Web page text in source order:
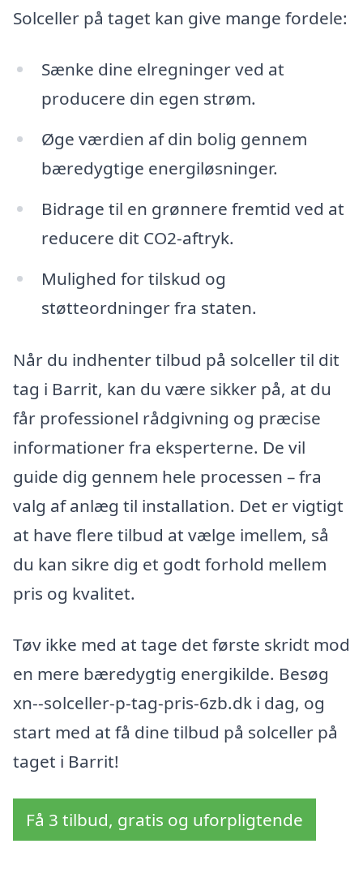
Solceller på taget kan give mange fordele:
Sænke dine elregninger ved at
producere din egen strøm.
Øge værdien af din bolig gennem
bæredygtige energiløsninger.
Bidrage til en grønnere fremtid ved at
reducere dit CO2-aftryk.
Mulighed for tilskud og
støtteordninger fra staten.
Når du indhenter tilbud på solceller til dit
tag i Barrit, kan du være sikker på, at du
får professionel rådgivning og præcise
informationer fra eksperterne. De vil
guide dig gennem hele processen – fra
valg af anlæg til installation. Det er vigtigt
at have flere tilbud at vælge imellem, så
du kan sikre dig et godt forhold mellem
pris og kvalitet.
Tøv ikke med at tage det første skridt mod
en mere bæredygtig energikilde. Besøg
xn--solceller-p-tag-pris-6zb.dk i dag, og
start med at få dine tilbud på solceller på
taget i Barrit!
Få 3 tilbud, gratis og uforpligtende